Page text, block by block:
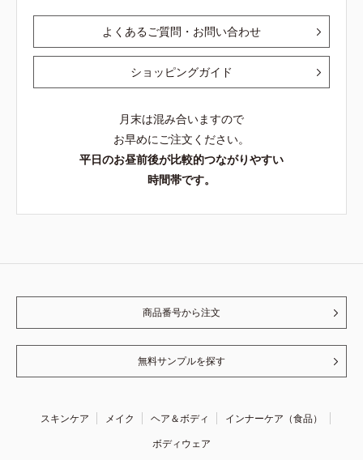
よくあるご質問・お問い合わせ
ショッピングガイド
月末は混み合いますので
お早めにご注文ください。
平日のお昼前後が比較的つながりやすい
時間帯です。
商品番号から注文
無料サンプルを探す
スキンケア メイク ヘア＆ボディ
インナーケア（食品）
ボディウェア